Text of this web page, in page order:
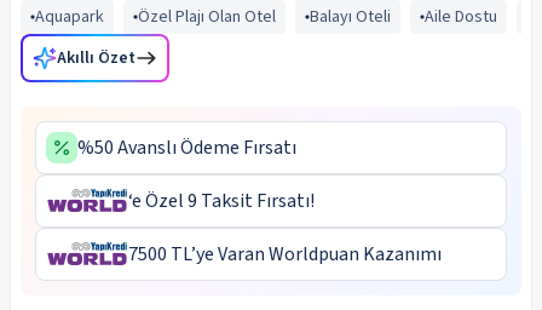
Aquapark
Özel Plajı Olan Otel Balayı Oteli Aile Dostu
Akıllı Özet
%50 Avanslı Ödeme Fırsatı
‘e Özel 9 Taksit Fırsatı!
7500 TL’ye Varan Worldpuan Kazanımı